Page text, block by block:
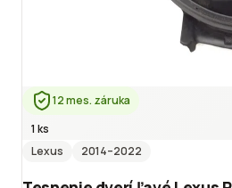
12 mes. záruka
1 ks
Lexus
2014–2022